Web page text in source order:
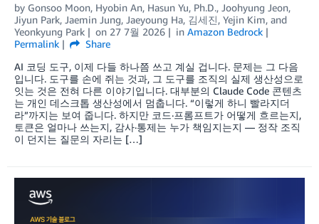
by Gonsoo Moon, Hyobin An, Hasun Yu, Ph.D., Joohyung Jeon,
Jiyun Park, Jaemin Jung, Jaeyoung Ha, 김세진, Yejin Kim, and
Yeonkyung Park
on 27 7월 2026 in Amazon Bedrock
Permalink
Share
AI 코딩 도구, 이제 다들 하나쯤 쓰고 계실 겁니다. 문제는 그 다음
입니다. 도구를 손에 쥐는 것과, 그 도구를 조직의 실제 생산성으로
잇는 것은 전혀 다른 이야기입니다. 대부분의 Claude Code 콘텐츠
는 개인 데스크톱 생산성에서 멈춥니다. “이렇게 하니 빨라지더
라”까지는 보여 줍니다. 하지만 코드·프롬프트가 어떻게 흐르는지,
토큰은 얼마나 쓰는지, 감사·통제는 누가 책임지는지 — 정작 조직
이 던지는 질문의 자리는 […]